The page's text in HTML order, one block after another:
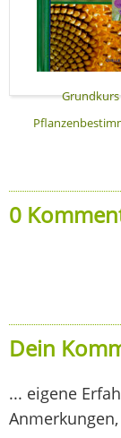
Grundkurs
0
Dein
... eigene